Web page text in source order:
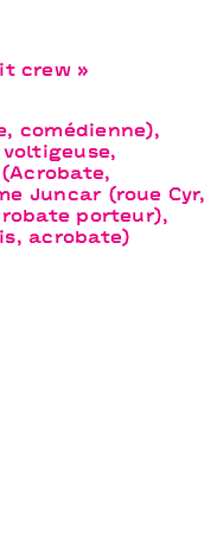
crew »
comédienne),
Juncar (roue Cyr,
porteur),
acrobate)